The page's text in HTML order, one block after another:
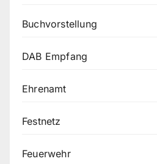
Buchvorstellung
DAB Empfang
Ehrenamt
Festnetz
Feuerwehr